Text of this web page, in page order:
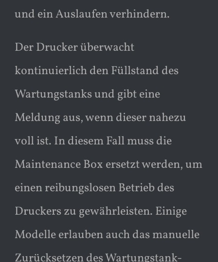
und ein Auslaufen verhindern.
Der Drucker überwacht
kontinuierlich den Füllstand des
Wartungstanks und gibt eine
Meldung aus, wenn dieser nahezu
voll ist. In diesem Fall muss die
Maintenance Box ersetzt werden, um
einen reibungslosen Betrieb des
Druckers zu gewährleisten. Einige
Modelle erlauben auch das manuelle
Zurücksetzen des Wartungstank-